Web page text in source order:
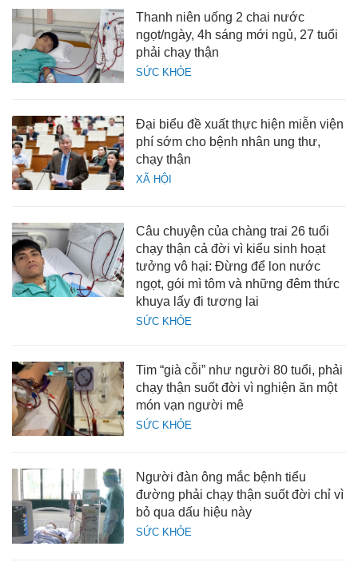
SỨC KHỎE
Thanh niên uống 2 chai nước
ngọt/ngày, 4h sáng mới ngủ, 27 tuổi
phải chạy thận
XÃ HỘI
Đại biểu đề xuất thực hiện miễn viện
phí sớm cho bệnh nhân ung thư,
chạy thận
SỨC KHỎE
Câu chuyện của chàng trai 26 tuổi
chạy thận cả đời vì kiểu sinh hoạt
tưởng vô hại: Đừng để lon nước
ngọt, gói mì tôm và những đêm thức
khuya lấy đi tương lai
SỨC KHỎE
Tim “già cỗi” như người 80 tuổi, phải
chạy thận suốt đời vì nghiện ăn một
món vạn người mê
SỨC KHỎE
Người đàn ông mắc bệnh tiểu
đường phải chạy thận suốt đời chỉ vì
bỏ qua dấu hiệu này